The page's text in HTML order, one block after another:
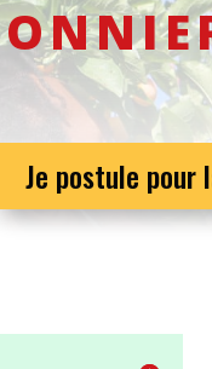
Je postule pour